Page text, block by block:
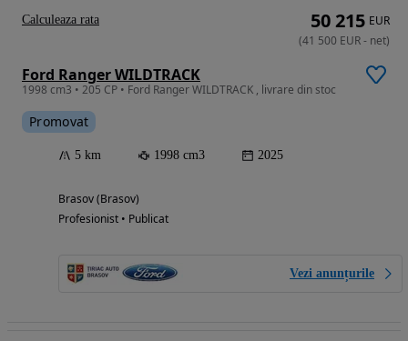
Ford Ranger WILDTRACK
1998 cm3 • 205 CP • Ford Ranger WILDTRACK , livrare din stoc
Promovat
5 km 1998 cm3 2025
Brasov (Brasov)
Profesionist • Publicat
Vezi anunțurile
50 215 EUR
(41 500 EUR- net)
Calculeaza rata